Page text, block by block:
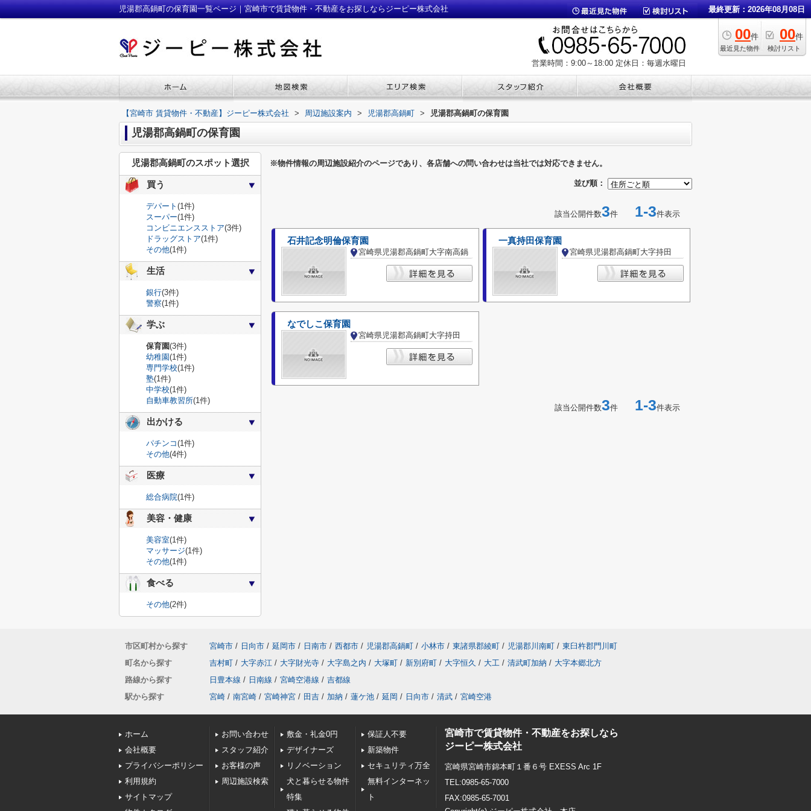
児湯郡高鍋町の保育園一覧ページ｜宮崎市で賃貸物件・不動産をお探しならジーピー株式会社 最終更新：2026年08月08日
00件
最近見た物件
00件
検討リスト
営業時間：9:00～18:00 定休日：毎週水曜日
【宮崎市 賃貸物件・不動産】ジーピー株式会社 > 周辺施設案内 > 児湯郡高鍋町 > 児湯郡高鍋町の保育園
児湯郡高鍋町の保育園
※物件情報の周辺施設紹介のページであり、各店舗への問い合わせは当社では対応できません。
並び順：
該当公開件数3件 1-3件表示
石井記念明倫保育園
宮崎県児湯郡高鍋町大字南高鍋
一真持田保育園
宮崎県児湯郡高鍋町大字持田
なでしこ保育園
宮崎県児湯郡高鍋町大字持田
該当公開件数3件 1-3件表示
児湯郡高鍋町のスポット選択
買う
デパート (1件)
スーパー(1件)
コンビニエンスストア(3件)
ドラッグストア(1件)
その他(1件)
生活
銀行(3件)
警察(1件)
学ぶ
保育園(3件)
幼稚園(1件)
専門学校(1件)
塾(1件)
中学校(1件)
自動車教習所(1件)
出かける
パチンコ(1件)
その他(4件)
医療
総合病院(1件)
美容・健康
美容室(1件)
マッサージ(1件)
その他(1件)
食べる
その他(2件)
市区町村から探す 宮崎市 / 日向市 / 延岡市 / 日南市 / 西都市 / 児湯郡高鍋町 / 小林市 / 東諸県郡綾町 / 児湯郡川南町 / 東臼杵郡門川町
町名から探す
吉村町 / 大字赤江 / 大字財光寺 / 大字島之内 / 大塚町 / 新別府町 / 大字恒久 / 大工 / 清武町加納 / 大字本郷北方
路線から探す
日豊本線 / 日南線 / 宮崎空港線 / 吉都線
駅から探す
宮崎 / 南宮崎 / 宮崎神宮 / 田吉 / 加納 / 蓮ケ池 / 延岡 / 日向市 / 清武 / 宮崎空港
ホーム
会社概要
プライバシーポリシー
利用規約
サイトマップ
お問い合わせ
スタッフ紹介
お客様の声
周辺施設検索
敷金・礼金0円
デザイナーズ
リノベーション
犬と暮らせる物件
特集
保証人不要
新築物件
セキュリティ万全
無料インターネッ
ト
宮崎市で賃貸物件・不動産をお探しなら
ジーピー株式会社
宮崎県宮崎市錦本町１番６号 EXESS Arc 1F
TEL:0985-65-7000
FAX:0985-65-7001